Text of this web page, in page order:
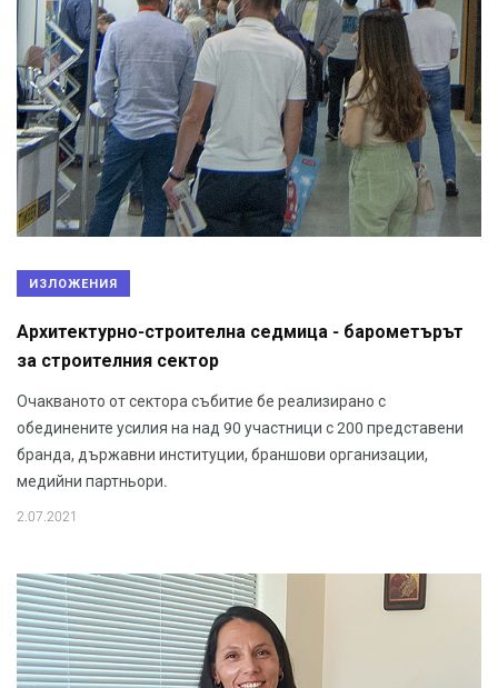
ИЗЛОЖЕНИЯ
Архитектурно-строителна седмица - барометърът
за строителния сектор
Очакваното от сектора събитие бе реализирано с
обединените усилия на над 90 участници с 200 представени
бранда, държавни институции, браншови организации,
медийни партньори.
2.07.2021